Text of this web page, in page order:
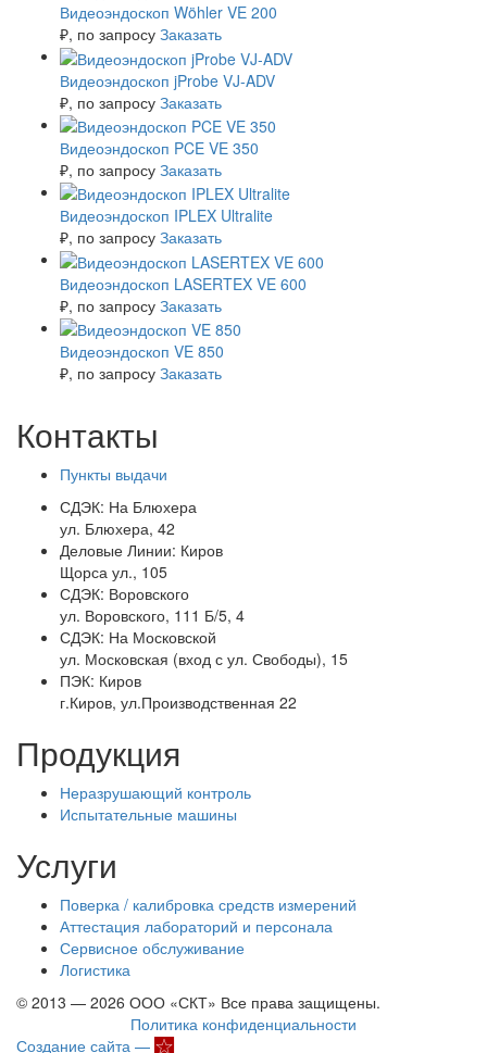
Видеоэндоскоп Wöhler VE 200
₽, по запросу Заказать
Видеоэндоскоп jProbe VJ-ADV
₽, по запросу Заказать
Видеоэндоскоп PCE VE 350
₽, по запросу Заказать
Видеоэндоскоп IPLEX Ultralite
₽, по запросу Заказать
Видеоэндоскоп LASERTEX VE 600
₽, по запросу Заказать
Видеоэндоскоп VE 850
₽, по запросу Заказать
Контакты
Пункты выдачи
СДЭК: На Блюхера
ул. Блюхера, 42
Деловые Линии: Киров
Щорса ул., 105
СДЭК: Воровского
ул. Воровского, 111 Б/5, 4
СДЭК: На Московской
ул. Московская (вход с ул. Свободы), 15
ПЭК: Киров
г.Киров, ул.Производственная 22
Продукция
Неразрушающий контроль
Испытательные машины
Услуги
Поверка / калибровка средств измерений
Аттестация лабораторий и персонала
Сервисное обслуживание
Логистика
© 2013 — 2026 ООО «СКТ» Все права защищены.
Политика конфиденциальности
Создание сайта —